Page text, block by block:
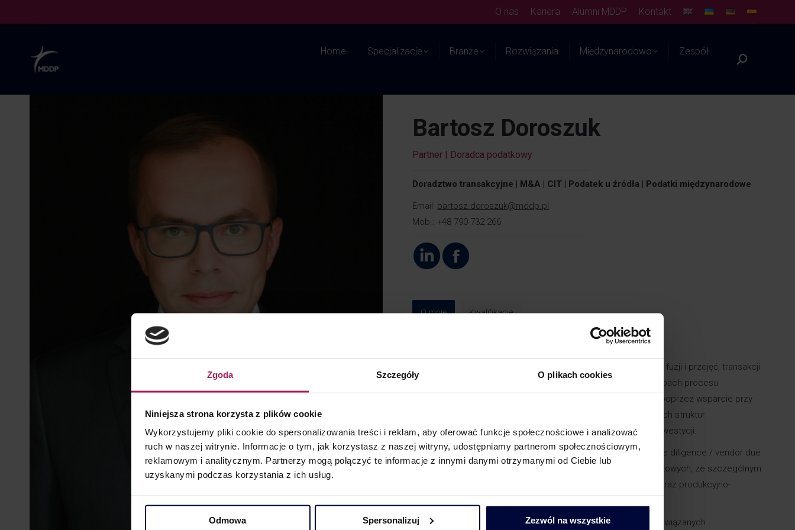
Zgoda Szczegóły O plikach cookies
Niniejsza strona korzysta z plików cookie
Wykorzystujemy pliki cookie do spersonalizowania treści i reklam, aby oferować funkcje społecznościowe i analizować
ruch w naszej witrynie. Informacje o tym, jak korzystasz z naszej witryny, udostępniamy partnerom społecznościowym,
reklamowym i analitycznym. Partnerzy mogą połączyć te informacje z innymi danymi otrzymanymi od Ciebie lub
uzyskanymi podczas korzystania z ich usług.
Odmowa Spersonalizuj Zezwól na wszystkie
O nas Kariera Alumni MDDP Kontakt
Home Specjalizacje Branże Rozwiązania Międzynarodowo Zespół
Szukaj:
Bartosz Doroszuk
Partner | Doradca podatkowy
Doradztwo transakcyjne | M&A | CIT | Podatek u źródła | Podatki międzynarodowe
Email: bartosz.doroszuk@mddp.pl
Mob.: +48 790 732 266
LinkedinFacebook
O mnie Kwalifikacje
Ekspert w zakresie doradztwa transakcyjnego.
Posiada obszerne doświadczenie w doradztwie w zakresie fuzji i przejęć, transakcji
na udziałach oraz transakcji na aktywach na wszystkich etapach procesu
inwestycyjnego – począwszy od fazy przedinwestycyjnej, poprzez wsparcie przy
transakcji i doradztwo w zakresie integracji w ramach nowych struktur
właścicielskich, kończąc na strukturyzacji pod kątem dezinwestycji.
Nadzorował i przeprowadził kilkadziesiąt projektów typu due diligence / vendor due
diligence dla funduszy private equity oraz inwestorów branżowych, ze szczególnym
uwzględnieniem sektora nieruchomości, energetycznego oraz produkcyjno-
Był zaangażowany w przeprowadzanie licznych projektów związanych